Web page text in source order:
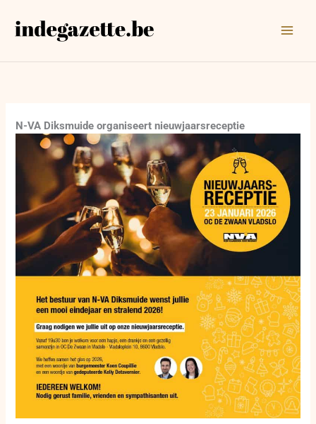
naar
N-VA Diksmuide organiseert nieuwjaarsreceptie